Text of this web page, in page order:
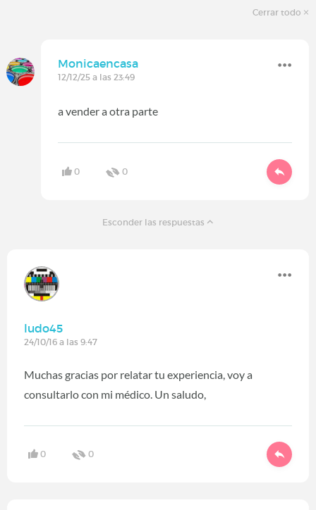
Cerrar todo
Monicaencasa
12/12/25 a las 23:49
a vender a otra parte
0 0
Esconder las respuestas
ludo45
24/10/16 a las 9:47
Muchas gracias por relatar tu experiencia, voy a
consultarlo con mi médico. Un saludo,
0 0